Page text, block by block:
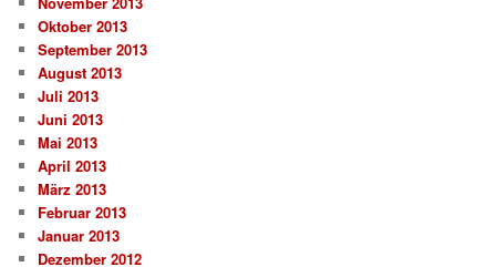
Oktober 2013
September 2013
August 2013
Juli 2013
Juni 2013
Mai 2013
April 2013
März 2013
Februar 2013
Januar 2013
Dezember 2012